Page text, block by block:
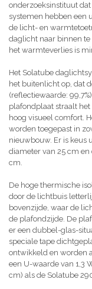
onderzoeksinstituut
systemen hebben een
de licht- en
daglicht naar binnen
het warmteverlies is
Het Solatube
het buitenlicht op, dat
(reflectiewaarde:
plafondplaat straalt
hoog visueel comfort.
worden toegepast in
nieuwbouw. Er is keus
diameter van 25 cm
cm.
De hoge thermische
door de lichtbuis
bovenzijde, waar de
de plafondzijde. De
er een dubbel-glas-
speciale tape
ontwikkeld en worden
een U-waarde van 1,3
cm) als de Solatube